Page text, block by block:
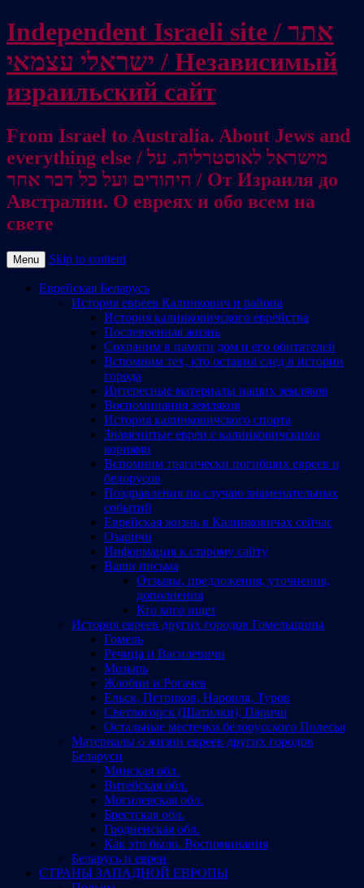
Independent Israeli site / אתר
ישראלי עצמאי / Независимый
израильский сайт
From Israel to Australia. About Jews and
everything else / מישראל לאוסטרליה. על
היהודים ועל כל דבר אחר / От Израиля до
Австралии. О евреях и обо всем на
свете
Menu Skip to content
Еврейская Беларусь
История евреев Калинкович и района
История калинковичского еврейства
Послевоенная жизнь
Сохраним в памяти дом и его обитателей
Вспомним тех, кто оставил след в истории
города
Интересные материалы наших земляков
Воспоминания земляков
История калинковичского спорта
Знаменитые евреи с калинковичскими
корнями
Вспомним трагически погибших евреев и
белорусов
Поздравления по случаю знаменательных
событий
Еврейская жизнь в Калинковичах сейчас
Озаричи
Информация к старому сайту
Ваши письма
Отзывы, предложения, уточнения,
дополнения
Кто кого ищет
История евреев других городов Гомельщины
Гомель
Речица и Василевичи
Мозырь
Жлобин и Рогачев
Ельск, Петриков, Наровля, Туров
Светлогорск (Шатилки), Паричи
Остальные местечки белорусского Полесья
Материалы о жизни евреев других городов
Беларуси
Минская обл.
Витебская обл.
Могилевская обл.
Брестская обл.
Гродненская обл.
Как это было. Воспоминания
Беларусь и евреи
СТРАНЫ ЗАПАДНОЙ ЕВРОПЫ